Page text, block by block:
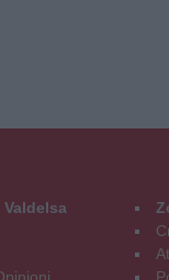
Valdelsa